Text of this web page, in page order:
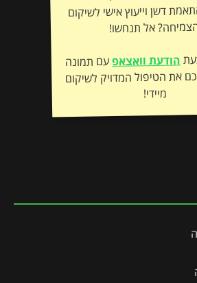
אל תנחשו!
הודעת וואצאפעם תמונה
– ונתאים לכם את הטיפול המדויק לשיקום
מיידי!